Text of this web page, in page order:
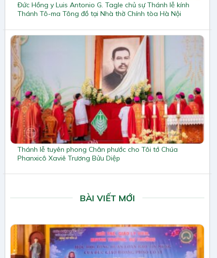
Đức Hồng y Luis Antonio G. Tagle chủ sự Thánh lễ kính
Thánh Tô-ma Tông đồ tại Nhà thờ Chính tòa Hà Nội
Thánh lễ tuyên phong Chân phước cho Tôi tớ Chúa
Phanxicô Xaviê Trương Bửu Diệp
BÀI VIẾT MỚI